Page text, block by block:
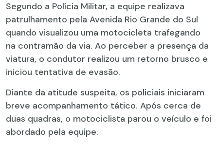
Segundo a Polícia Militar, a equipe realizava
patrulhamento pela Avenida Rio Grande do Sul
quando visualizou uma motocicleta trafegando
na contramão da via. Ao perceber a presença da
viatura, o condutor realizou um retorno brusco e
iniciou tentativa de evasão.
Diante da atitude suspeita, os policiais iniciaram
breve acompanhamento tático. Após cerca de
duas quadras, o motociclista parou o veículo e foi
abordado pela equipe.